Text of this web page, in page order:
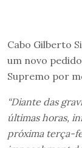
Cabo Gilberto
um novo
Supremo por
“Diante das
últimas horas,
próxima terça-